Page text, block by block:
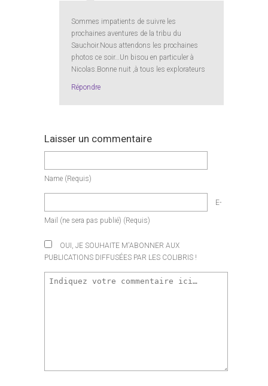
Sommes impatients de suivre les
prochaines aventures de la tribu du
Sauchoir.Nous attendons les prochaines
photos ce soir…Un bisou en particuler à
Nicolas.Bonne nuit ,à tous les explorateurs
Répondre
Laisser un commentaire
Name (requis)
E-
Mail (ne sera pas publié) (requis)
OUI, JE SOUHAITE M'ABONNER AUX
PUBLICATIONS DIFFUSÉES PAR LES COLIBRIS !